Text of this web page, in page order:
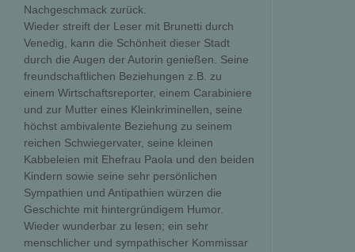
Nachgeschmack zurück.
Wieder streift der Leser mit Brunetti durch
Venedig, kann die Schönheit dieser Stadt
durch die Augen der Autorin genießen. Seine
freundschaftlichen Beziehungen z.B. zu
einem Wirtschaftsreporter, einem Carabiniere
und zur Mutter eines Kleinkriminellen, seine
höchst ambivalente Beziehung zu seinem
reichen Schwiegervater, seine kleinen
Kabbeleien mit Ehefrau Paola und den beiden
Kindern sowie seine sehr persönlichen
Sympathien und Antipathien würzen die
Geschichte mit hintergründigem Humor.
Wieder wunderbar zu lesen; ein sehr
menschlicher und sympathischer Kommissar